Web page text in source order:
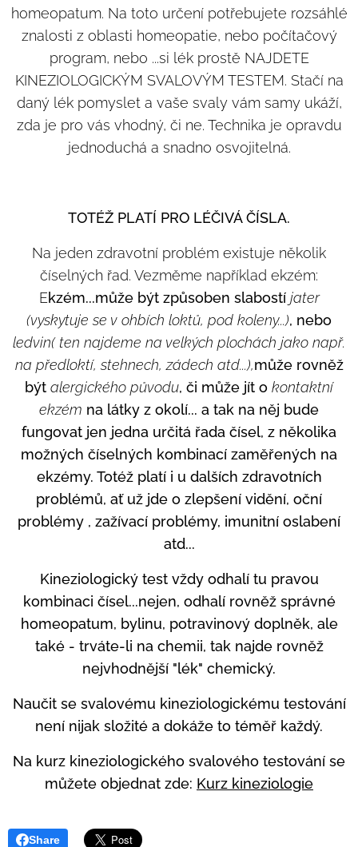
homeopatum. Na toto určení potřebujete rozsáhlé
znalosti z oblasti homeopatie, nebo počítačový
program, nebo ...si lék prostě NAJDETE
KINEZIOLOGICKÝM SVALOVÝM TESTEM. Stačí na
daný lék pomyslet a vaše svaly vám samy ukáží,
zda je pro vás vhodný, či ne. Technika je opravdu
jednoduchá a snadno osvojitelná.
TOTÉŽ PLATÍ PRO LÉČIVÁ ČÍSLA.
Na jeden zdravotní problém existuje několik
číselných řad. Vezměme například ekzém:
Ekzém...může být způsoben slabostí jater
(vyskytuje se v ohbích loktů, pod koleny...), nebo
ledvin( ten najdeme na velkých plochách jako např.
na předloktí, stehnech, zádech atd...),může rovněž
být alergického původu, či může jít o kontaktní
ekzém na látky z okolí... a tak na něj bude
fungovat jen jedna určitá řada čísel, z několika
možných číselných kombinací zaměřených na
ekzémy. Totéž platí i u dalších zdravotních
problémů, ať už jde o zlepšení vidění, oční
problémy , zažívací problémy, imunitní oslabení
atd...
Kineziologický test vždy odhalí tu pravou
kombinaci čísel...nejen, odhalí rovněž správné
homeopatum, bylinu, potravinový doplněk, ale
také - trváte-li na chemii, tak najde rovněž
nejvhodnější "lék" chemický.
Naučit se svalovému kineziologickému testování
není nijak složité a dokáže to téměř každý.
Na kurz kineziologického svalového testování se
můžete objednat zde: Kurz kineziologie
Share